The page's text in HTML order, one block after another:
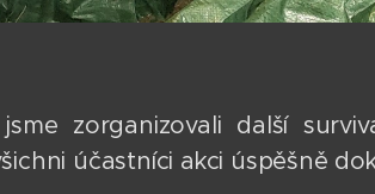
zorganizovali další
účastníci akci úspěšně